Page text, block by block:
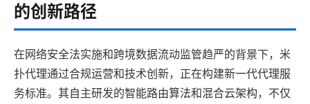
的创新路径
在网络安全法实施和跨境数据流动监管趋严的背景下，米
扑代理通过合规运营和技术创新，正在构建新一代代理服
务标准。其自主研发的智能路由算法和混合云架构，不仅